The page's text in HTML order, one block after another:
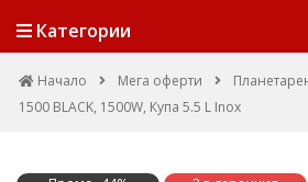
Категории
Начало Мега оферти
1500 BLACK, 1500W, Купа 5.5 L Inox